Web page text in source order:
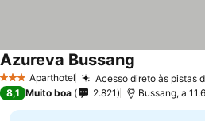
3 EstrelasAparthotel Acesso direto às pistas
Azureva Bussang
8,1 Muito boa 2.821 Bussang, a